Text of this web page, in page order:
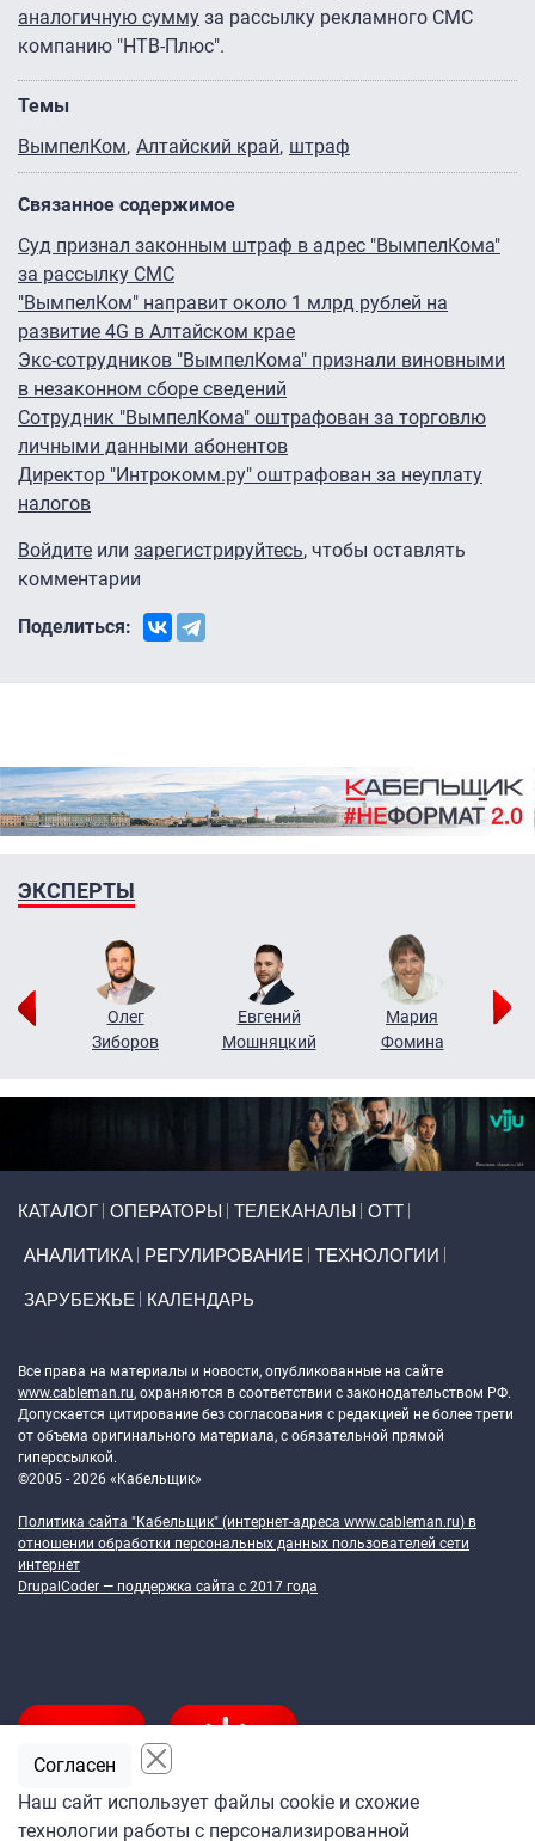
аналогичную сумму за рассылку рекламного СМС
компанию "НТВ-Плюс".
Темы
ВымпелКом Алтайский край штраф
Связанное содержимое
Суд признал законным штраф в адрес "ВымпелКома"
за рассылку СМС
"ВымпелКом" направит около 1 млрд рублей на
развитие 4G в Алтайском крае
Экс-сотрудников "ВымпелКома" признали виновными
в незаконном сборе сведений
Сотрудник "ВымпелКома" оштрафован за торговлю
личными данными абонентов
Директор "Интрокомм.ру" оштрафован за неуплату
налогов
Войдите или зарегистрируйтесь, чтобы оставлять
комментарии
Поделиться:
ЭКСПЕРТЫ
Олег
Зиборов
Евгений
Мошняцкий
Мария
Фомина
КАТАЛОГ ОПЕРАТОРЫ ТЕЛЕКАНАЛЫ ОТТ
АНАЛИТИКА РЕГУЛИРОВАНИЕ ТЕХНОЛОГИИ
ЗАРУБЕЖЬЕ КАЛЕНДАРЬ
Все права на материалы и новости, опубликованные на сайте
www.cableman.ru, охраняются в соответствии с законодательством РФ.
Допускается цитирование без согласования с редакцией не более трети
от объема оригинального материала, с обязательной прямой
гиперссылкой.
©2005 - 2026 «Кабельщик»
Политика сайта "Кабельщик" (интернет-адреса www.cableman.ru) в
отношении обработки персональных данных пользователей сети
интернет
DrupalCoder — поддержка сайта c 2017 года
Наш сайт использует файлы cookie и схожие
технологии работы с персонализированной
Согласен